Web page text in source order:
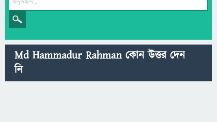
Md Hammadur Rahman কোন উত্তর দেন
নি